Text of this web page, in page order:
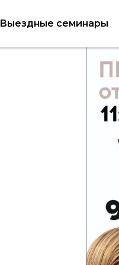
Выездные семинары